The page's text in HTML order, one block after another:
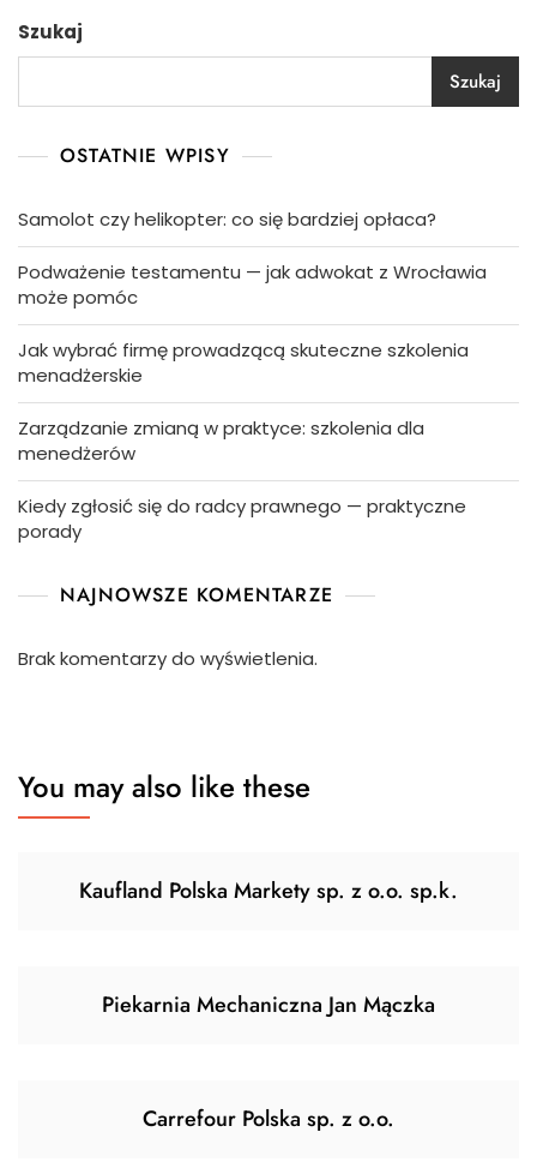
Szukaj
Szukaj
OSTATNIE WPISY
Samolot czy helikopter: co się bardziej opłaca?
Podważenie testamentu — jak adwokat z Wrocławia
może pomóc
Jak wybrać firmę prowadzącą skuteczne szkolenia
menadżerskie
Zarządzanie zmianą w praktyce: szkolenia dla
menedżerów
Kiedy zgłosić się do radcy prawnego — praktyczne
porady
NAJNOWSZE KOMENTARZE
Brak komentarzy do wyświetlenia.
You may also like these
Kaufland Polska Markety sp. z o.o. sp.k.
Piekarnia Mechaniczna Jan Mączka
Carrefour Polska sp. z o.o.